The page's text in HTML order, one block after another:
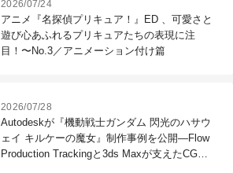
2026/07/24
アニメ『名探偵プリキュア！』ED 、可愛さと
遊び心あふれるプリキュアたちの表現に注
目！〜No.3／アニメーション付け篇
2026/07/28
Autodeskが『機動戦士ガンダム 閃光のハサウ
ェイ キルケーの魔女』制作事例を公開―Flow
Production Trackingと3ds Maxが支えたCG制